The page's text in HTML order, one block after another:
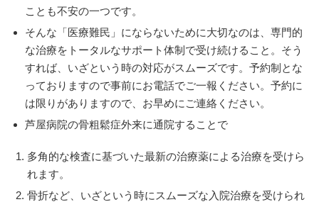
ことも不安の一つです。
そんな「医療難民」にならないために大切なのは、専門的
な治療をトータルなサポート体制で受け続けること。そう
すれば、いざという時の対応がスムーズです。予約制とな
っておりますので事前にお電話でご一報ください。予約に
は限りがありますので、お早めにご連絡ください。
芦屋病院の骨粗鬆症外来に通院することで
多角的な検査に基づいた最新の治療薬による治療を受けら
れます。
骨折など、いざという時にスムーズな入院治療を受けられ